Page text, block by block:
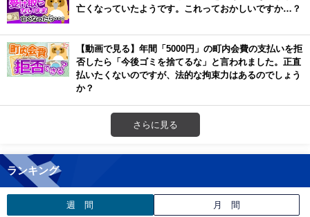
亡くなっていたようです。これっておかしいですか…？
【動画で見る】年間「5000円」の町内会費の支払いを拒
否したら「今後ゴミを捨てるな」と言われました。正直
払いたくないのですが、法的な拘束力はあるのでしょう
か？
さらに見る
ランキング
週 間 月 間